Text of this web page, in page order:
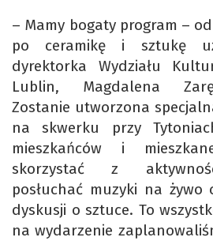
– Mamy bogaty program –
po ceramikę i sztukę
dyrektorka Wydziału
Lublin, Magdalena
Zostanie utworzona
na skwerku przy
mieszkańców i
skorzystać z
posłuchać muzyki na żywo
dyskusji o sztuce. To
na wydarzenie